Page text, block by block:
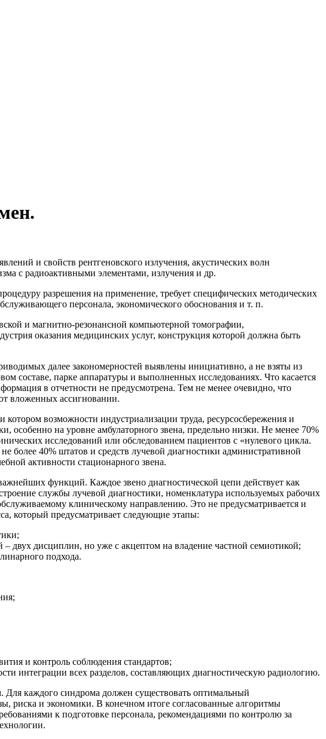
и свойств рентгеновского излучения, акустических волн
с радиоактивными элементами, излучения и др.
разрешения на применение, требует специфических методических
персонала, экономического обоснования и т. п.
и магнитно-резонансной компьютерной томографии,
оказания медицинских услуг, конструкция которой должна быть
далее закономерностей выявлены инициативно, а не взяты из
составе, парке аппаратуры и выполненных исследованиях. Что касается
в отчетности не предусмотрена. Тем не менее очевидно, что
вложенных ассигновании.
возможности индустриализации труда, ресурсосбережения и
особенно на уровне амбулаторного звена, предельно низки. He менее 70%
исследований или обследованием пациентов с «нулевого цикла.
более 40% штатов и средств лучевой диагностики административной
активности стационарного звена.
функций. Каждое звено диагностической цепи действует как
службы лучевой диагностики, номенклатура используемых рабочих
клиническому направлению. Это не предусматривается и
который предусматривает следующие этапы:
– двух дисциплин, но уже с акцептом на владение частной семиотикой;
подхода.
и контроль соблюдения стандартов;
интеграции всех разделов, составляющих диагностическую радиологию.
Для каждого синдрома должен существовать оптимальный
риска и экономики. В конечном итоге согласованные алгоритмы
к подготовке персонала, рекомендациями по контролю за